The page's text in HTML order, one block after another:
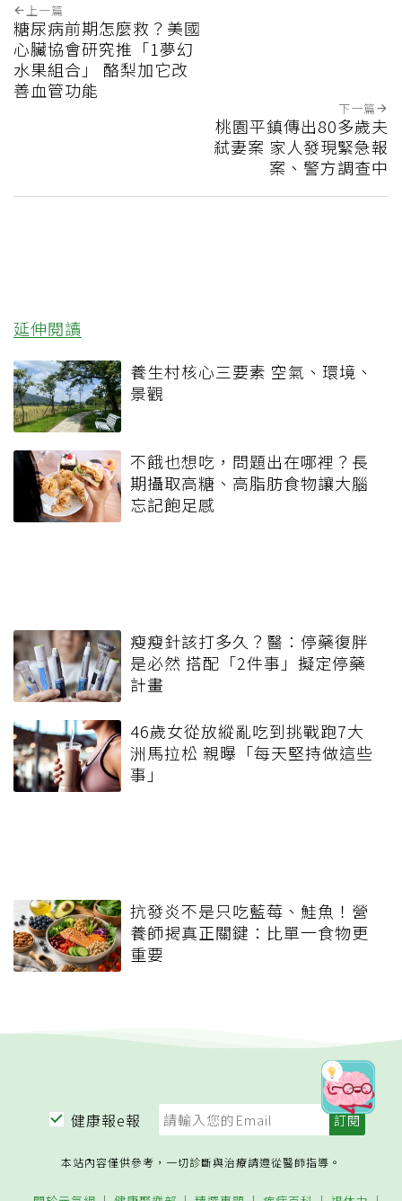
上一篇
糖尿病前期怎麼救？美國
心臟協會研究推「1夢幻
水果組合」 酪梨加它改
善血管功能
下一篇
桃園平鎮傳出80多歲夫
弒妻案 家人發現緊急報
案、警方調查中
延伸閱讀
養生村核心三要素 空氣、環境、
景觀
不餓也想吃，問題出在哪裡？長
期攝取高糖、高脂肪食物讓大腦
忘記飽足感
瘦瘦針該打多久？醫：停藥復胖
是必然 搭配「2件事」擬定停藥
計畫
46歲女從放縱亂吃到挑戰跑7大
洲馬拉松 親曝「每天堅持做這些
事」
抗發炎不是只吃藍莓、鮭魚！營
養師揭真正關鍵：比單一食物更
重要
健康報e報
本站內容僅供參考，一切診斷與治療請遵從醫師指導。